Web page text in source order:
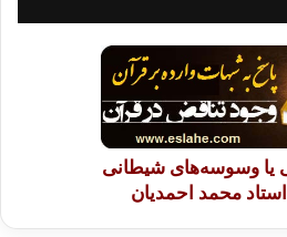
یا وسوسه‌های شیطانی
محمد احمدیان